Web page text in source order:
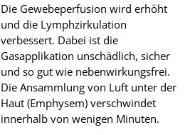
Die Gewebeperfusion wird erhöht
und die Lymphzirkulation
verbessert. Dabei ist die
Gasapplikation unschädlich, sicher
und so gut wie nebenwirkungsfrei.
Die Ansammlung von Luft unter der
Haut (Emphysem) verschwindet
innerhalb von wenigen Minuten.